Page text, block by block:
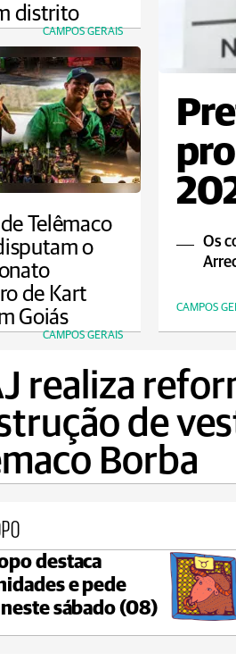
distrito
CAMPOS GERAIS
Os
CAMPOS
Telêmaco
o
de Kart
Goiás
CAMPOS GERAIS
realiza
de
Borba
destaca
e pede
sábado (08)
Castro
max 18°C min 18°C